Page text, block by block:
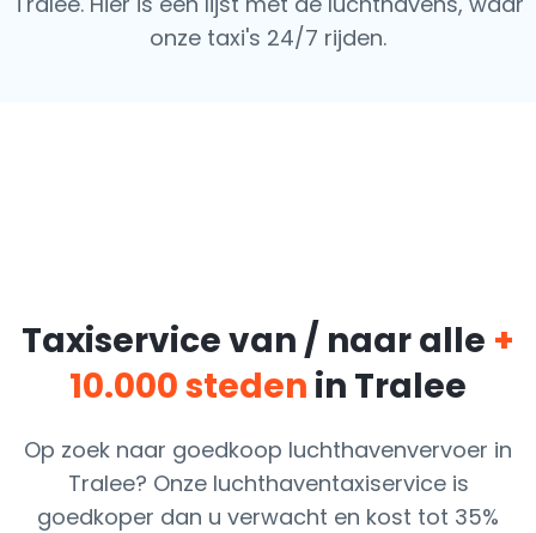
onze taxi's 24/7 rijden.
Taxiservice van / naar alle +
10.000 steden in Tralee
Op zoek naar goedkoop luchthavenvervoer in
Tralee? Onze luchthaventaxiservice is
goedkoper dan u verwacht en kost tot 35%